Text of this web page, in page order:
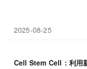
2025-08-25
Cell Stem Cell：利用